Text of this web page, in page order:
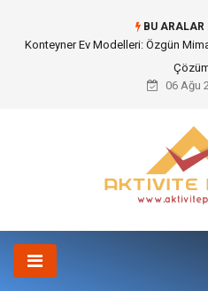
BU ARALAR
Nakliye Nedir ve Tedarik
06 Ağu